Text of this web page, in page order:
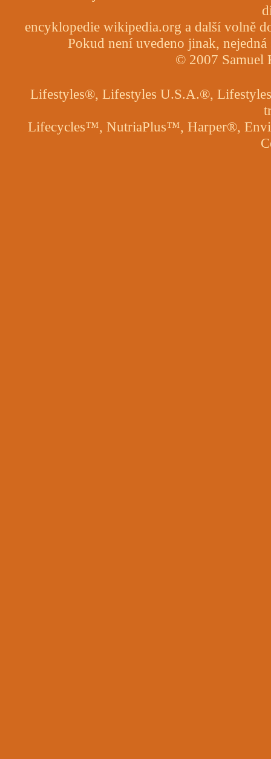
encyklopedie wikipedia.org a další volně
Pokud není uvedeno jinak,
© 2007 Samuel
Lifestyles®, Lifestyles U.S.A.®,
Lifecycles™, NutriaPlus™, Harper®,